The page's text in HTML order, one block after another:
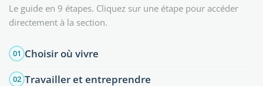
Le guide en 9 étapes. Cliquez sur une étape pour accéder
directement à la section.
01 Choisir où vivre
02 Travailler et entreprendre